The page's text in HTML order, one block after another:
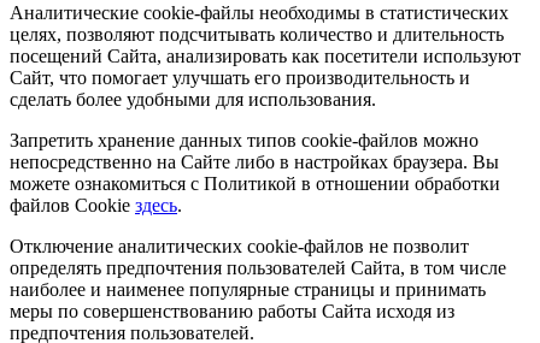
Аналитические cookie-файлы необходимы в статистических
целях, позволяют подсчитывать количество и длительность
посещений Сайта, анализировать как посетители используют
Сайт, что помогает улучшать его производительность и
сделать более удобными для использования.
Запретить хранение данных типов cookie-файлов можно
непосредственно на Сайте либо в настройках браузера. Вы
можете ознакомиться с Политикой в отношении обработки
файлов Cookie здесь.
Отключение аналитических cookie-файлов не позволит
определять предпочтения пользователей Сайта, в том числе
наиболее и наименее популярные страницы и принимать
меры по совершенствованию работы Сайта исходя из
предпочтения пользователей.